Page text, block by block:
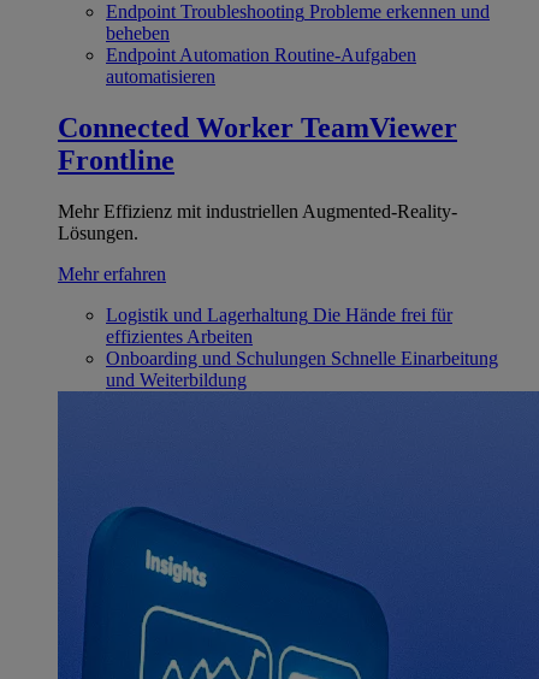
Endpoint Troubleshooting Probleme erkennen und
beheben
Endpoint Automation Routine-Aufgaben
automatisieren
Connected Worker TeamViewer
Frontline
Mehr Effizienz mit industriellen Augmented-Reality-
Lösungen.
Mehr erfahren
Logistik und Lagerhaltung Die Hände frei für
effizientes Arbeiten
Onboarding und Schulungen Schnelle Einarbeitung
und Weiterbildung